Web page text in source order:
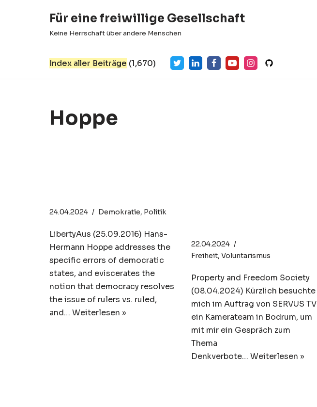
Für eine freiwillige Gesellschaft
Keine Herrschaft über andere Menschen
Index aller Beiträge (1,670)
Hoppe
24.04.2024 Demokratie, Politik
LibertyAus (25.09.2016) Hans-
Hermann Hoppe addresses the
specific errors of democratic
states, and eviscerates the
notion that democracy resolves
the issue of rulers vs. ruled,
and… Weiterlesen »
22.04.2024
Freiheit, Voluntarismus
Property and Freedom Society
(08.04.2024) Kürzlich besuchte
mich im Auftrag von SERVUS TV
ein Kamerateam in Bodrum, um
mit mir ein Gespräch zum
Thema
Denkverbote… Weiterlesen »